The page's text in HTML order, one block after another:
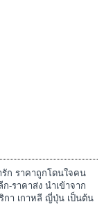
รัก ราคาถูกโดนใจคน
-ราคาส่ง นำเข้าจาก
กา เกาหลี ญี่ปุ่น เป็นต้น